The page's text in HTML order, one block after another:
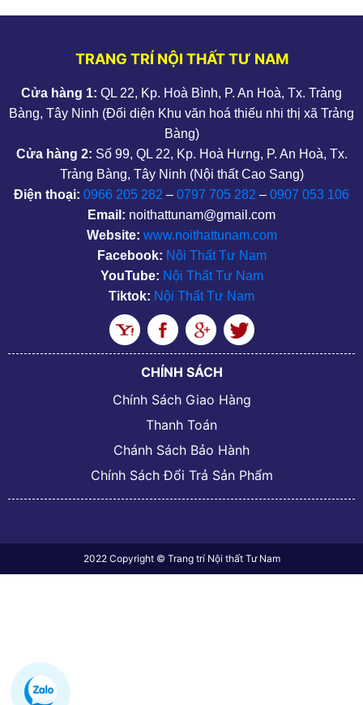
TRANG TRÍ NỘI THẤT TƯ NAM
Cửa hàng 1: QL 22, Kp. Hoà Bình, P. An Hoà, Tx. Trảng
Bàng, Tây Ninh (Đối diện Khu văn hoá thiếu nhi thị xã Trảng
Bàng)
Cửa hàng 2: Số 99, QL 22, Kp. Hoà Hưng, P. An Hoà, Tx.
Trảng Bàng, Tây Ninh (Nội thất Cao Sang)
Điện thoại: 0966 205 282 – 0797 705 282 – 0907 053 106
Email: noithattunam@gmail.com
Website: www.noithattunam.com
Facebook: Nội Thất Tư Nam
YouTube: Nội Thất Tư Nam
Tiktok: Nội Thất Tư Nam
CHÍNH SÁCH
Chính Sách Giao Hàng
Thanh Toán
Chánh Sách Bảo Hành
Chính Sách Đổi Trả Sản Phẩm
2022 Copyright © Trang trí Nội thất Tư Nam